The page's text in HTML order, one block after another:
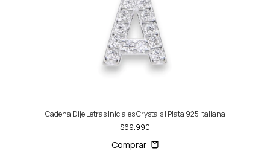
Cadena Dije Letras Iniciales Crystals | Plata 925 Italiana
$69.990
Comprar